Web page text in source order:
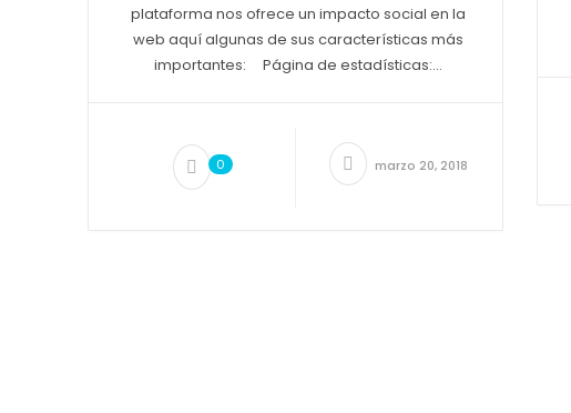
plataforma nos ofrece un impacto social en la
web aquí algunas de sus características más
importantes: Página de estadísticas:...
0 marzo 20, 2018